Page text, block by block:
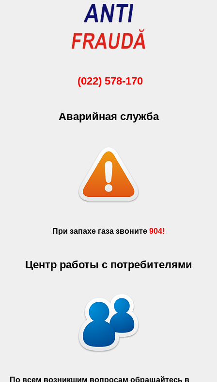
(022) 578-170
Аварийная служба
При запахе газа звоните 904!
Центр работы с потребителями
По всем возникшим вопросам обращайтесь в